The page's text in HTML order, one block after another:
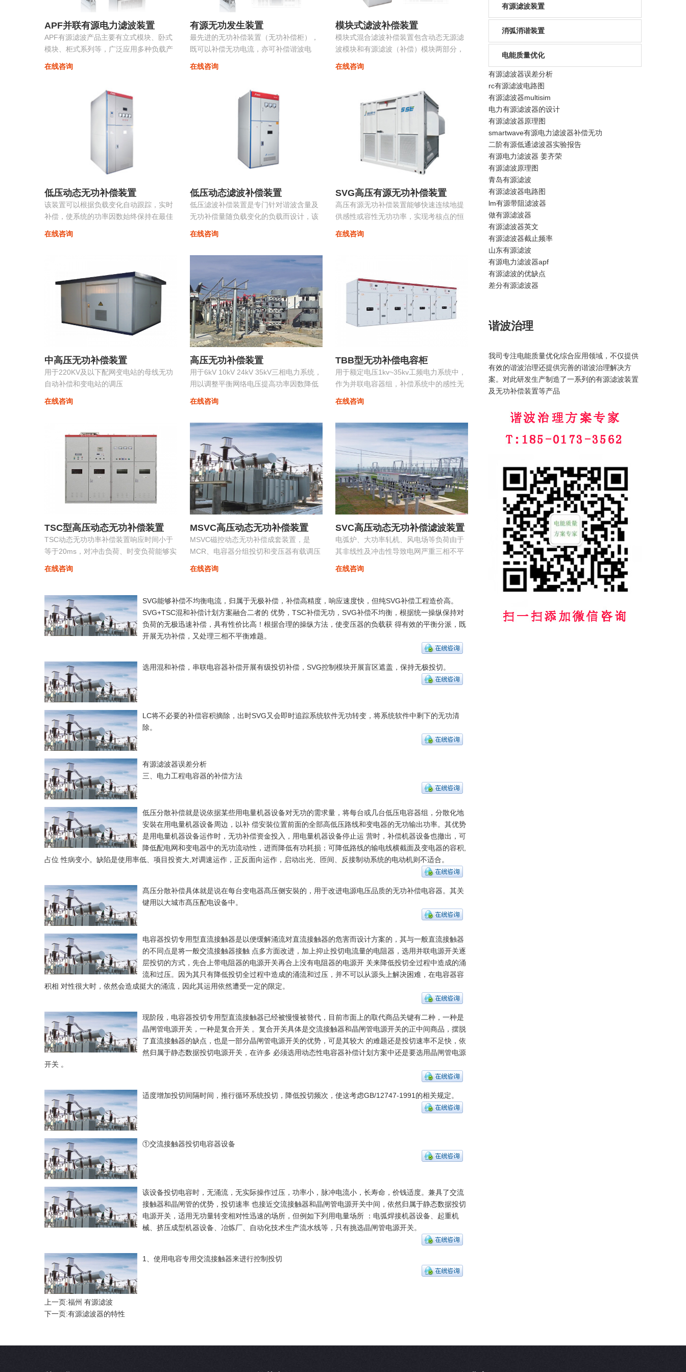
APF并联有源电力滤波装置
APF有源滤波产品主要有立式模块、卧式
模块、柜式系列等，广泛应用多种负载产
生的谐波。
在线咨询
有源无功发生装置
最先进的无功补偿装置（无功补偿柜），
既可以补偿无功电流，亦可补偿谐波电
流，改善三相不平衡，抑制电压波动和闪
变，抑制系统振荡...
在线咨询
模块式滤波补偿装置
模块式混合滤波补偿装置包含动态无源滤
波模块和有源滤波（补偿）模块两部分，
共同承担无功补偿和谐波治理的任务。有
源部分和无源部分均由同一控制器控制。
调节无功并抑制特征次谐波电流。有源滤
波模块动态消除谐波，兼顾系统无功补
在线咨询
低压动态无功补偿装置
该装置可以根据负载变化自动跟踪，实时
补偿，使系统的功率因数始终保持在最佳
点，同时采用模块化系列，可以进行自由
组合，组装维护极为方便且可以进行随意
在线咨询
低压动态滤波补偿装置
低压滤波补偿装置是专门针对谐波含量及
无功补偿量随负载变化的负载而设计，该
装置根据负载变化自动跟踪，实时控制各
滤波支路的投切，在滤除谐波电流的同
在线咨询
SVG高压有源无功补偿装置
高压有源无功补偿装置能够快速连续地提
供感性或容性无功功率，实现考核点的恒
定无功、恒定功率因数等，保障电力系统
稳定、高效、优质地运行。在配电网中将
电压波动、抑制谐波污染等并显著改善电
在线咨询
中高压无功补偿装置
用于220KV及以下配网变电站的母线无功
自动补偿和变电站的调压
在线咨询
高压无功补偿装置
用于6kV 10kV 24kV 35kV三相电力系统，
用以调整平衡网络电压提高功率因数降低
损耗提高供电质量。
在线咨询
TBB型无功补偿电容柜
用于额定电压1kv~35kv工频电力系统中，
作为并联电容器组，补偿系统中的感性无
功，用以提高电网功率因数，改善配电电
压质量
在线咨询
TSC型高压动态无功补偿装置
TSC动态无功功率补偿装置响应时间小于
等于20ms，对冲击负荷、时变负荷能够实
时监测、动态补偿、实现功率因数补偿至
0.9以上的目标，具有动态补偿无功功率和
在线咨询
MSVC高压动态无功补偿装置
MSVC磁控动态无功补偿成套装置，是
MCR、电容器分组投切和变压器有载调压
功能为一体的无功补偿及电压优化自动控
制装置。
在线咨询
SVC高压动态无功补偿滤波装置
电弧炉、大功率轧机、风电场等负荷由于
其非线性及冲击性导致电网严重三相不平
衡，产生负序电流，导致的功率因数降低
具有快速响应及动态补偿的功能。
在线咨询
SVG能够补偿不均衡电流，归属于无极补偿，补偿高精度，响应速度快，但纯SVG补偿工程造价高。
SVG+TSC混和补偿计划方案融合二者的 优势，TSC补偿无功，SVG补偿不均衡，根据统一操纵保持对
负荷的无极迅速补偿，具有性价比高！根据合理的操纵方法，使变压器的负载获 得有效的平衡分派，既
开展无功补偿，又处理三相不平衡难题。
选用混和补偿，串联电容器补偿开展有级投切补偿，SVG控制模块开展盲区遮盖，保持无极投切。
LC将不必要的补偿容积摘除，出时SVG又会即时追踪系统软件无功转变，将系统软件中剩下的无功清
除。
有源滤波器误差分析
三、电力工程电容器的补偿方法
低压分散补偿就是说依据某些用电量机器设备对无功的需求量，将每台或几台低压电容器组，分散化地
安裝在用电量机器设备周边，以补 偿安裝位置前面的全部高低压路线和变电器的无功输出功率。其优势
是用电量机器设备运作时，无功补偿资金投入，用电量机器设备停止运 营时，补偿机器设备也撤出，可
降低配电网和变电器中的无功流动性，进而降低有功耗损；可降低路线的输电线横截面及变电器的容积,
占位 性病变小。缺陷是使用率低、项目投资大,对调速运作，正反面向运作，启动出光、匝间、反接制动系统的电动机则不适合。
髙压分散补偿具体就是说在每台变电器髙压侧安裝的，用于改进电源电压品质的无功补偿电容器。其关
键用以大城市髙压配电设备中。
电容器投切专用型直流接触器是以便缓解涌流对直流接触器的危害而设计方案的，其与一般直流接触器
的不同点是将一般交流接触器接触 点多方面改进，加上抑止投切电流量的电阻器，选用并联电源开关逐
层投切的方式，先合上带电阻器的电源开关再合上没有电阻器的电源开 关来降低投切全过程中造成的涌
流和过压。因为其只有降低投切全过程中造成的涌流和过压，并不可以从源头上解决困难，在电容器容
积相 对性很大时，依然会造成挺大的涌流，因此其运用依然遭受一定的限定。
现阶段，电容器投切专用型直流接触器已经被慢慢被替代，目前市面上的取代商品关键有二种，一种是
晶闸管电源开关，一种是复合开关 。复合开关具体是交流接触器和晶闸管电源开关的正中间商品，摆脱
了直流接触器的缺点，也是一部分晶闸管电源开关的优势，可是其较大 的难题还是投切速率不足快，依
然归属于静态数据投切电源开关，在许多 必须选用动态性电容器补偿计划方案中还是要选用晶闸管电源
开关 。
适度增加投切间隔时间，推行循环系统投切，降低投切频次，使这考虑GB/12747-1991的相关规定。
①交流接触器投切电容器设备
该设备投切电容时，无涌流，无实际操作过压，功率小，脉冲电流小，长寿命，价钱适度。兼具了交流
接触器和晶闸管的优势，投切速率 也接近交流接触器和晶闸管电源开关中间，依然归属于静态数据投切
电源开关，适用无功量转变相对性迅速的场所，但例如下列用电量场所 ：电弧焊接机器设备、起重机
械、挤压成型机器设备、冶炼厂、自动化技术生产流水线等，只有挑选晶闸管电源开关。
1、使用电容专用交流接触器来进行控制投切
上一页:福州 有源滤波
下一页:有源滤波器的特性
有源滤波装置
消弧消谐装置
电能质量优化
有源滤波器误差分析
rc有源滤波电路图
有源滤波器multisim
电力有源滤波器的设计
有源滤波器原理图
smartwave有源电力滤波器补偿无功
二阶有源低通滤波器实验报告
有源电力滤波器 姜齐荣
有源滤波原理图
青岛有源滤波
有源滤波器电路图
lm有源带阻滤波器
做有源滤波器
有源滤波器英文
有源滤波器截止频率
山东有源滤波
有源电力滤波器apf
有源滤波的优缺点
差分有源滤波器
谐波治理
我司专注电能质量优化综合应用领域，不仅提供
有效的谐波治理还提供完善的谐波治理解决方
案。对此研发生产制造了一系列的有源滤波装置
及无功补偿装置等产品